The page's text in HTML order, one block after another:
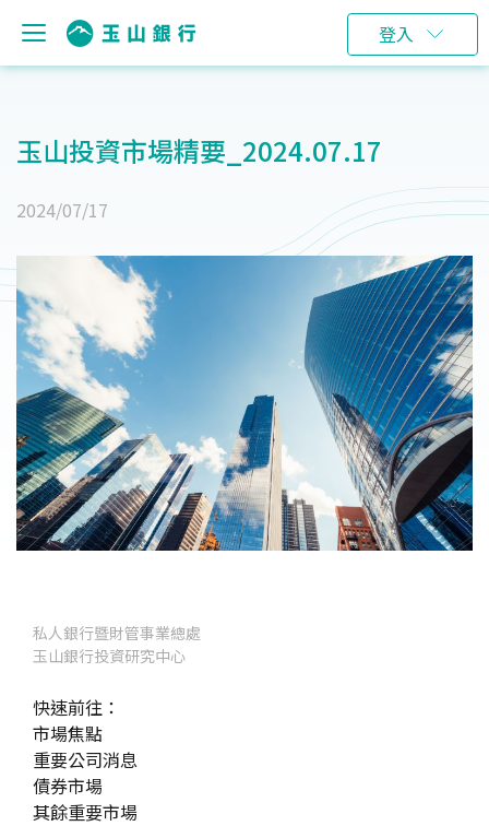
登入
玉山投資市場精要_2024.07.17
2024/07/17
私人銀行暨財管事業總處
玉山銀行投資研究中心
快速前往：
市場焦點
重要公司消息
債券市場
其餘重要市場